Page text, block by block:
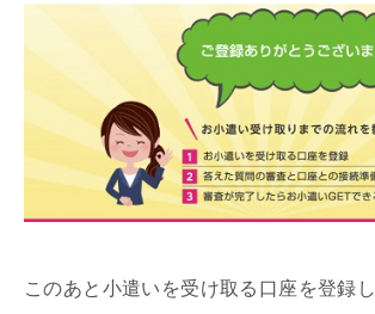
このあと小遣いを受け取る口座を登録し